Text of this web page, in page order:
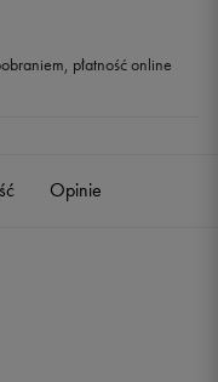
płatność online
Opinie